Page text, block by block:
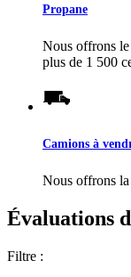
Propane
Nous offrons le
plus de 1 500
Camions à
Nous offrons
Évaluations
Filtre :